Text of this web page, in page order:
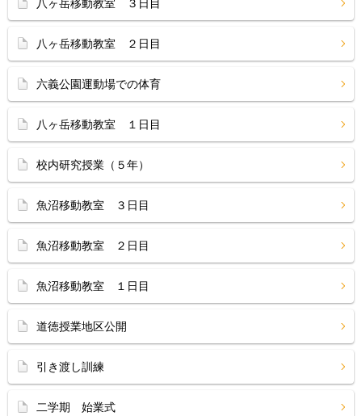
八ヶ岳移動教室 ３日目
八ヶ岳移動教室 ２日目
六義公園運動場での体育
八ヶ岳移動教室 １日目
校内研究授業（５年）
魚沼移動教室 ３日目
魚沼移動教室 ２日目
魚沼移動教室 １日目
道徳授業地区公開
引き渡し訓練
二学期 始業式